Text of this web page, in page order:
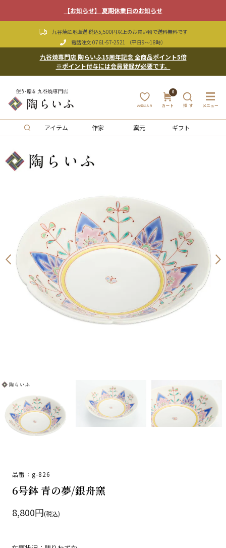
【お知らせ】 夏期休業日のお知らせ
九谷焼産地直送 税込5,500円以上のお買い物で送料無料です
電話注文 0761-57-2521 （平日9〜18時）
九谷焼専門店 陶らいふ15周年記念 全商品ポイント5倍
※ポイント付与には会員登録が必要です。
0
アイテム 作家 窯元 ギフト
品番：g-826
6号鉢 青の夢/銀舟窯
8,800円(税込)